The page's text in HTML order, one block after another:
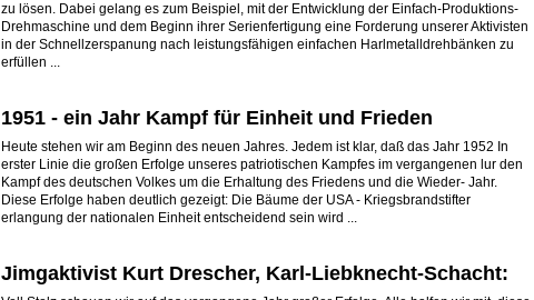
zu lösen. Dabei gelang es zum Beispiel, mit der Entwicklung der Einfach-Produktions-
Drehmaschine und dem Beginn ihrer Serienfertigung eine Forderung unserer Aktivisten
in der Schnellzerspanung nach leistungsfähigen einfachen Harlmetalldrehbänken zu
erfüllen ...
1951 - ein Jahr Kampf für Einheit und Frieden
Heute stehen wir am Beginn des neuen Jahres. Jedem ist klar, daß das Jahr 1952 In
erster Linie die großen Erfolge unseres patriotischen Kampfes im vergangenen lur den
Kampf des deutschen Volkes um die Erhaltung des Friedens und die Wieder- Jahr.
Diese Erfolge haben deutlich gezeigt: Die Bäume der USA - Kriegsbrandstifter
erlangung der nationalen Einheit entscheidend sein wird ...
Jimgaktivist Kurt Drescher, Karl-Liebknecht-Schacht: